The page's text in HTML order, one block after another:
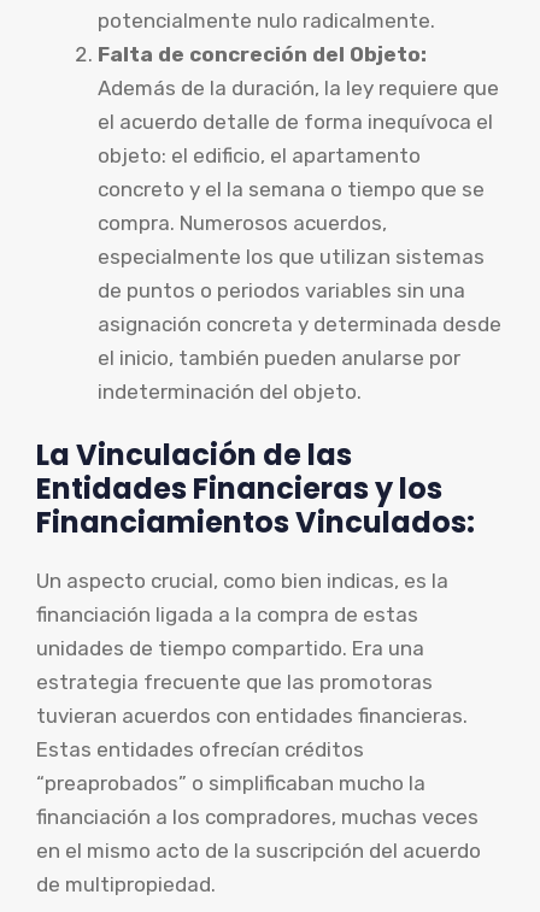
potencialmente nulo radicalmente.
Falta de concreción del Objeto:
Además de la duración, la ley requiere que
el acuerdo detalle de forma inequívoca el
objeto: el edificio, el apartamento
concreto y el la semana o tiempo que se
compra. Numerosos acuerdos,
especialmente los que utilizan sistemas
de puntos o periodos variables sin una
asignación concreta y determinada desde
el inicio, también pueden anularse por
indeterminación del objeto.
La Vinculación de las
Entidades Financieras y los
Financiamientos Vinculados:
Un aspecto crucial, como bien indicas, es la
financiación ligada a la compra de estas
unidades de tiempo compartido. Era una
estrategia frecuente que las promotoras
tuvieran acuerdos con entidades financieras.
Estas entidades ofrecían créditos
“preaprobados” o simplificaban mucho la
financiación a los compradores, muchas veces
en el mismo acto de la suscripción del acuerdo
de multipropiedad.